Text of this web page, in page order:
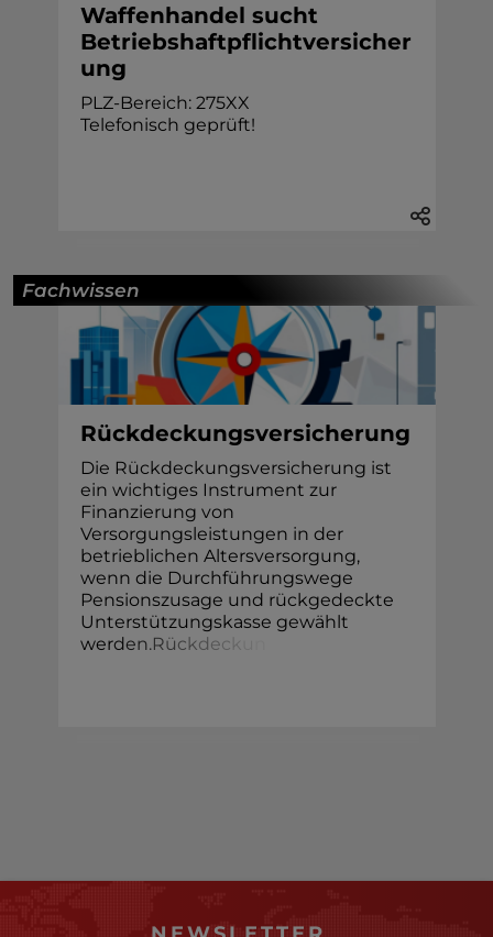
Waffenhandel sucht
Betriebshaftpflichtversicher
ung
PLZ-Bereich: 275XX
Telefonisch geprüft!
Fachwissen
Rückdeckungsversicherung
Die Rückdeckungsversicherung ist
ein wichtiges Instrument zur
Finanzierung von
Versorgungsleistungen in der
betrieblichen Altersversorgung,
wenn die Durchführungswege
Pensionszusage und rückgedeckte
Unterstützungskasse gewählt
werden.Rückdeck